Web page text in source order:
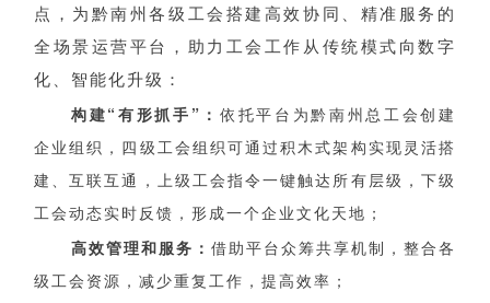
点，为黔南州各级工会搭建高效协同、精准服务的
全场景运营平台，助力工会工作从传统模式向数字
化、智能化升级：
构建“有形抓手”： 依托平台为黔南州总工会创建
企业组织，四级工会组织可通过积木式架构实现灵活搭
建、互联互通，上级工会指令一键触达所有层级，下级
工会动态实时反馈，形成一个企业文化天地；
高效管理和服务： 借助平台众筹共享机制，整合各
级工会资源，减少重复工作，提高效率；